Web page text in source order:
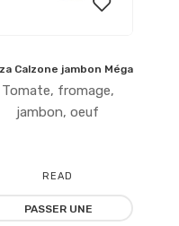
Ajouter
à la
Calzone jambon Méga
Tomate, fromage,
jambon, oeuf
READ
MORE
PASSER UNE